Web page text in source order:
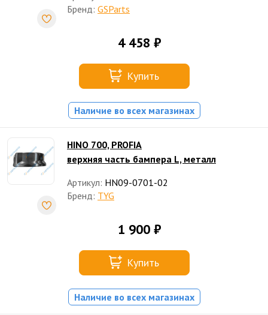
Бренд: GSParts
4 458 ₽
Купить
Наличие во всех магазинах
HINO 700, PROFIA
верхняя часть бампера L, металл
Артикул: HN09-0701-02
Бренд: TYG
1 900 ₽
Купить
Наличие во всех магазинах